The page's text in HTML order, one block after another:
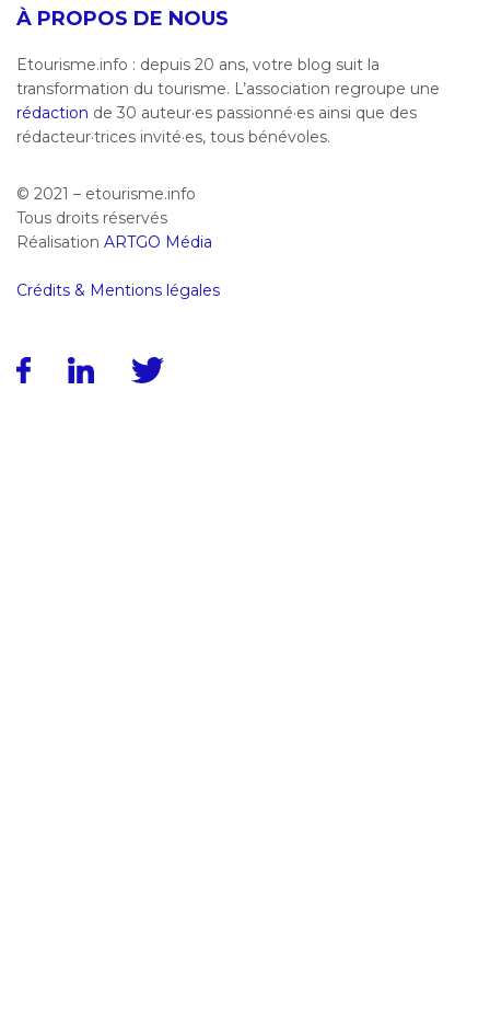
À PROPOS DE NOUS
Etourisme.info : depuis 20 ans, votre blog suit la
transformation du tourisme. L’association regroupe une
rédaction de 30 auteur·es passionné·es ainsi que des
rédacteur·trices invité·es, tous bénévoles.
© 2021 – etourisme.info
Tous droits réservés
Réalisation ARTGO Média
Crédits & Mentions légales